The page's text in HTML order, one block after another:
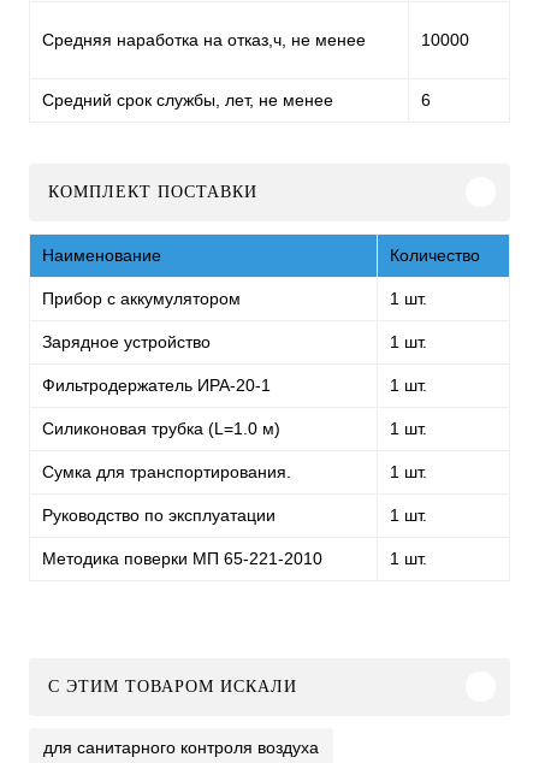
Средняя наработка на отказ,ч, не менее 10000
Средний срок службы, лет, не менее 6
КОМПЛЕКТ ПОСТАВКИ
Наименование Количество
Прибор с аккумулятором 1 шт.
Зарядное устройство 1 шт.
Фильтродержатель ИРА-20-1 1 шт.
Силиконовая трубка (L=1.0 м) 1 шт.
Сумка для транспортирования. 1 шт.
Руководство по эксплуатации 1 шт.
Методика поверки МП 65-221-2010 1 шт.
C ЭТИМ ТОВАРОМ ИСКАЛИ
для санитарного контроля воздуха